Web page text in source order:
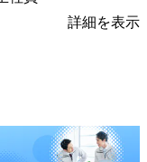
詳細を表示